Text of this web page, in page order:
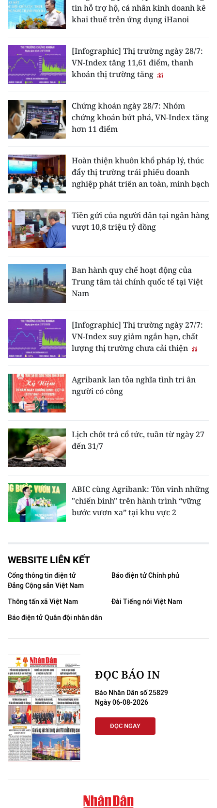
tin hỗ trợ hộ, cá nhân kinh doanh kê
khai thuế trên ứng dụng iHanoi
[Infographic] Thị trường ngày 28/7:
VN-Index tăng 11,61 điểm, thanh
khoản thị trường tăng
Chứng khoán ngày 28/7: Nhóm
chứng khoán bứt phá, VN-Index tăng
hơn 11 điểm
Hoàn thiện khuôn khổ pháp lý, thúc
đẩy thị trường trái phiếu doanh
nghiệp phát triển an toàn, minh bạch
Tiền gửi của người dân tại ngân hàng
vượt 10,8 triệu tỷ đồng
Ban hành quy chế hoạt động của
Trung tâm tài chính quốc tế tại Việt
Nam
[Infographic] Thị trường ngày 27/7:
VN-Index suy giảm ngắn hạn, chất
lượng thị trường chưa cải thiện
Agribank lan tỏa nghĩa tình tri ân
người có công
Lịch chốt trả cổ tức, tuần từ ngày 27
đến 31/7
ABIC cùng Agribank: Tôn vinh những
"chiến binh" trên hành trình “vững
bước vươn xa” tại khu vực 2
WEBSITE LIÊN KẾT
Cổng thông tin điện tử
Đảng Cộng sản Việt Nam
Báo điện tử Chính phủ
Thông tấn xã Việt Nam
Đài Tiếng nói Việt Nam
Báo điện tử Quân đội nhân dân
ĐỌC BÁO IN
Báo Nhân Dân số 25829
Ngày 06-08-2026
ĐỌC NGAY